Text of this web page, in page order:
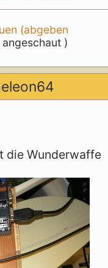
(abgeben
)
die Wunderwaffe